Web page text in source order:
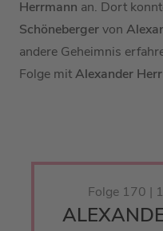
Herrmann an. Dort
Schönebergervon
andere Geheimnis
Folge mitAlexander
Folge 170 |